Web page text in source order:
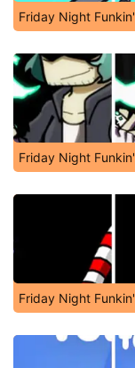
Friday Night
Friday Night
Friday Night